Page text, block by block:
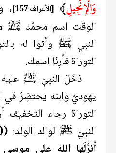
وَالْإِنْجِيلِ﴾ [الأعراف:157]
،
الوقت اسم محمّد ﷺ
النبي ﷺ وأتوا له
التوراة فأرِنَا اسمك.
دَخَلَ النّبيّ ﷺ عليه
يهوديّ وابنه يحتضِرُ في
التوراة رجاء التخفيف
النبيّ ﷺ لوالد الولد:
أنزَلَها الله على